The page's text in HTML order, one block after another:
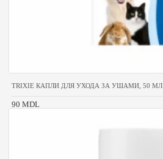
TRIXIE КАПЛИ ДЛЯ УХОДА ЗА УШАМИ, 50 МЛ
90 MDL